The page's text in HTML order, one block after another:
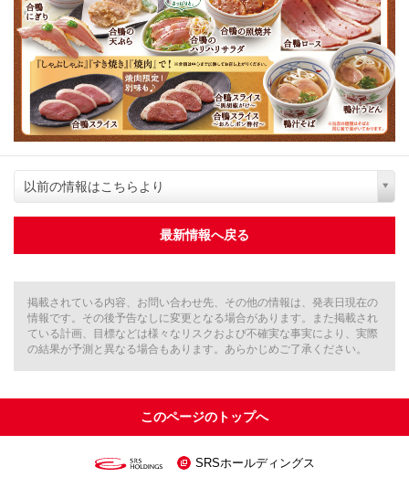
以前の情報はこちらより
最新情報へ戻る
掲載されている内容、お問い合わせ先、その他の情報は、発表日現在の
情報です。その後予告なしに変更となる場合があります。また掲載され
ている計画、目標などは様々なリスクおよび不確実な事実により、実際
の結果が予測と異なる場合もあります。あらかじめご了承ください。
このページのトップへ
SRSホールディングス